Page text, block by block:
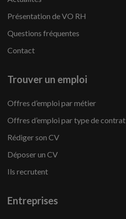
Présentation de VO RH
Questions fréquentes
Contact
Trouver un emploi
Offres d’emploi par métier
Offres d’emploi par type de contrat
Rédiger son CV
Déposer un CV
Ils recrutent
Entreprises